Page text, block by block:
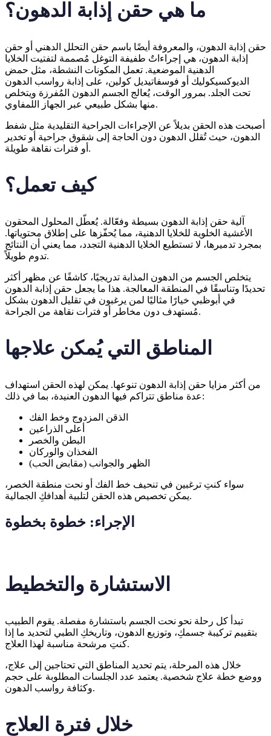
ما هي حقن إذابة الدهون؟
حقن إذابة الدهون، والمعروفة أيضًا باسم حقن التحلل الدهني أو حقن
إذابة الدهون، هي إجراءاتٌ طفيفة التوغل مُصممة لتفتيت الخلايا
الدهنية الموضعية. تعمل المكونات النشطة، مثل حمض
الديوكسيكوليك أو فوسفاتيديل كولين، على إذابة رواسب الدهون
تحت الجلد. بمرور الوقت، يُعالج الجسم الدهون المُفرزة ويتخلص
منها بشكل طبيعي عبر الجهاز اللمفاوي.
أصبحت هذه الحقن بديلاً عن الإجراءات الجراحية التقليدية مثل شفط
الدهون، حيث تُقلل الدهون دون الحاجة إلى شقوق جراحية أو تخدير
أو فترات نقاهة طويلة.
كيف تعمل؟
آلية حقن إذابة الدهون بسيطة وفعّالة. يُعطّل المحلول المحقون
الأغشية الخلوية للخلايا الدهنية، مما يُحفّزها على إطلاق محتوياتها.
بمجرد تدميرها، لا تستطيع الخلايا الدهنية التجدد، مما يعني أن النتائج
تدوم طويلاً.
يتخلص الجسم من الدهون المذابة تدريجيًا، كاشفًا عن مظهر أكثر
تحديدًا وتناسقًا في المنطقة المعالجة. هذا ما يجعل حقن إذابة الدهون
في أبوظبي خيارًا مثاليًا لمن يرغبون في تقليل الدهون بشكل
مُستهدف دون مخاطر أو فترات نقاهة من الجراحة.
المناطق التي يُمكن علاجها
من أكثر مزايا حقن إذابة الدهون تنوعها. يمكن لهذه الحقن استهداف
عدة مناطق تتراكم فيها الدهون العنيدة، بما في ذلك:
الذقن المزدوج وخط الفك
أعلى الذراعين
البطن والخصر
الفخذان والوركان
الظهر والجوانب (مقابض الحب)
سواء كنتِ ترغبين في تنحيف خط الفك أو نحت منطقة الخصر،
يمكن تخصيص هذه الحقن لتلبية أهدافكِ الجمالية.
الإجراء: خطوة بخطوة
الاستشارة والتخطيط
تبدأ كل رحلة نحو نحت الجسم باستشارة مفصلة. يقوم الطبيب
بتقييم تركيبة جسمكِ، وتوزيع الدهون، وتاريخكِ الطبي لتحديد ما إذا
كنتِ مرشحة مناسبة لهذا العلاج.
خلال هذه المرحلة، يتم تحديد المناطق التي تحتاجين إلى علاج،
ووضع خطة علاج شخصية. يعتمد عدد الجلسات المطلوبة على حجم
وكثافة رواسب الدهون.
خلال فترة العلاج